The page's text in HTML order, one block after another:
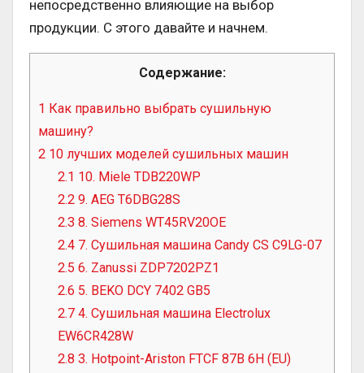
непосредственно влияющие на выбор
продукции. С этого давайте и начнем.
Содержание:
1 Как правильно выбрать сушильную
машину?
2 10 лучших моделей сушильных машин
2.1 10. Miele TDB220WP
2.2 9. AEG T6DBG28S
2.3 8. Siemens WT45RV20OE
2.4 7. Сушильная машина Candy CS C9LG-07
2.5 6. Zanussi ZDP7202PZ1
2.6 5. BEKO DCY 7402 GB5
2.7 4. Сушильная машина Electrolux
EW6CR428W
2.8 3. Hotpoint-Ariston FTCF 87B 6H (EU)